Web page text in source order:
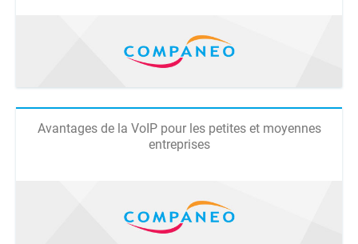
Avantages de la VoIP pour les petites et moyennes
entreprises